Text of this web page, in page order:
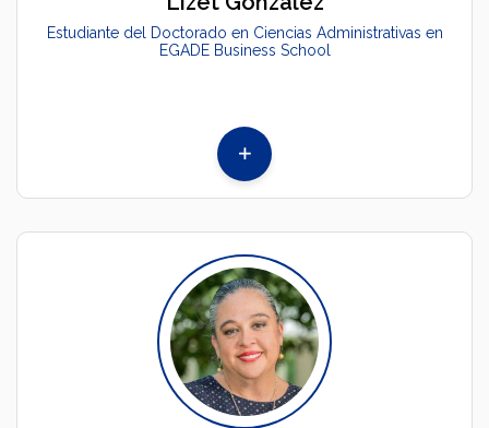
Estudiante del Doctorado en Ciencias Administrativas en
EGADE Business School